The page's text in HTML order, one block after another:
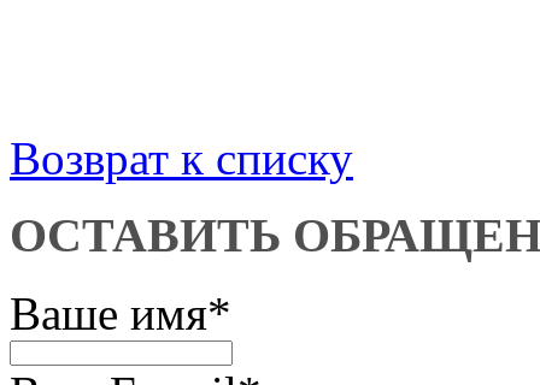
Возврат к списку
ОСТАВИТЬ
Ваше имя*